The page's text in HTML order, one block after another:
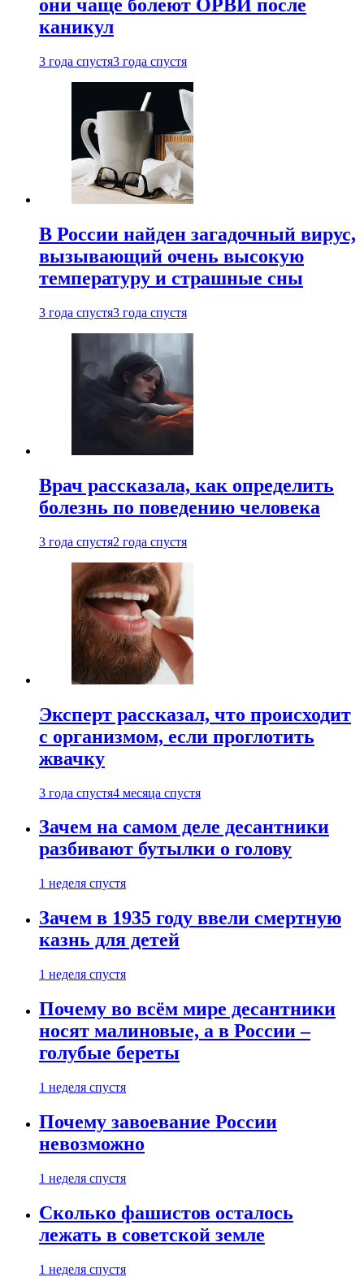
они чаще болеют ОРВИ после
каникул
3 года спустя3 года спустя
В России найден загадочный вирус,
вызывающий очень высокую
температуру и страшные сны
3 года спустя3 года спустя
Врач рассказала, как определить
болезнь по поведению человека
3 года спустя2 года спустя
Эксперт рассказал, что происходит
с организмом, если проглотить
жвачку
3 года спустя4 месяца спустя
Зачем на самом деле десантники
разбивают бутылки о голову
1 неделя спустя
Зачем в 1935 году ввели смертную
казнь для детей
1 неделя спустя
Почему во всём мире десантники
носят малиновые, а в России –
голубые береты
1 неделя спустя
Почему завоевание России
невозможно
1 неделя спустя
Сколько фашистов осталось
лежать в советской земле
1 неделя спустя